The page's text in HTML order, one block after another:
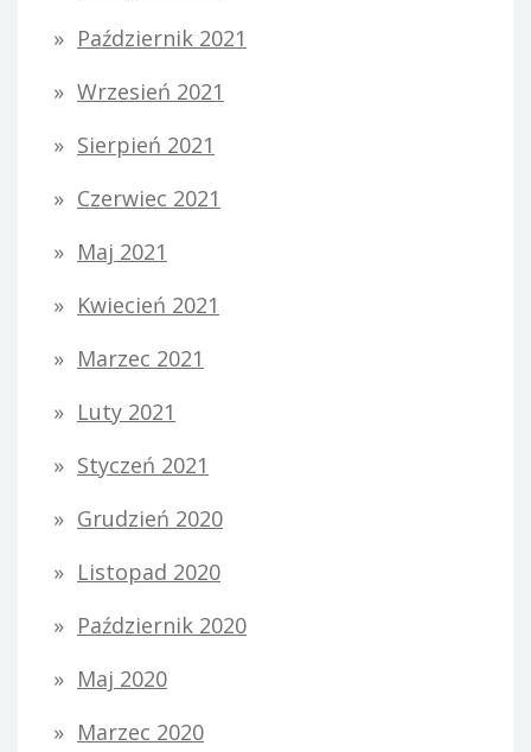
Październik 2021
Wrzesień 2021
Sierpień 2021
Czerwiec 2021
Maj 2021
Kwiecień 2021
Marzec 2021
Luty 2021
Styczeń 2021
Grudzień 2020
Listopad 2020
Październik 2020
Maj 2020
Marzec 2020